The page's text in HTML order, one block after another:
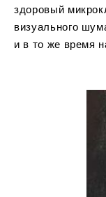
здоровый
визуального
и в то же время